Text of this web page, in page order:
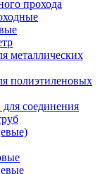
прохода
металлических
полиэтиленовых
соединения